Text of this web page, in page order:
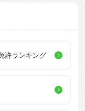
許ランキング